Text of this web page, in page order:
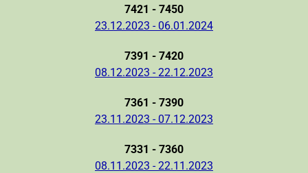
7421 - 7450
23.12.2023 - 06.01.2024
7391 - 7420
08.12.2023 - 22.12.2023
7361 - 7390
23.11.2023 - 07.12.2023
7331 - 7360
08.11.2023 - 22.11.2023